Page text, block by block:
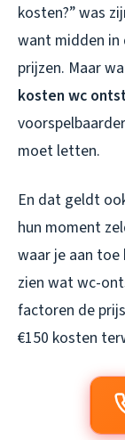
kosten?” was
want midden in
prijzen. Maar
kosten wc
moet letten.
En dat geldt
hun moment
waar je aan toe
zien wat wc-
factoren de
€150 kosten